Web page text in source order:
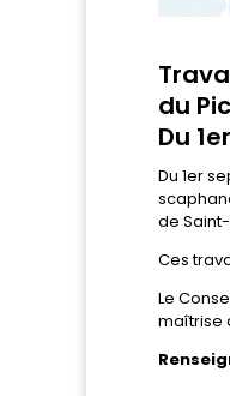
du
Du
Du 1er
de
Ces
Le
maîtrise